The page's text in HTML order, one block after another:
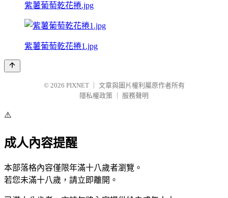
紫薯葡萄乾花捲.jpg
紫薯葡萄乾花捲1.jpg
© 2026 PIXNET
文章與圖片權利屬原作者所有
隱私權政策
服務聲明
⚠️
成人內容提醒
本部落格內容僅限年滿十八歲者瀏覽。
若您未滿十八歲，請立即離開。